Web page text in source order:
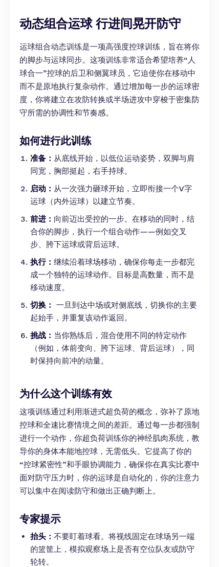
动态组合运球 行进间晃开防守
运球组合动态训练是一项高强度控球训练，旨在将你
的脚步与运球同步。这项训练非常适合希望培养“人
球合一”控球的后卫和侧翼球员，它迫使你在移动中
而不是原地执行复杂动作。通过增加每一步的运球密
度，你将建立在攻防转换或半场进攻中穿梭于密集防
守所需的协调性和节奏感。
如何进行此训练
准备： 从底线开始，以低位运动姿势，双脚与肩
同宽，胸部挺起，右手持球。
启动： 从一次强力砸球开始，立即衔接一个V字
运球（内外运球）以建立节奏。
前进： 向前迈出受控的一步。在移动的同时，结
合你的脚步，执行一个组合动作——例如交叉
步、胯下运球或背后运球。
执行： 继续沿着球场移动，确保你每走一步都完
成一个独特的运球动作。目标是高数量，而不是
移动速度。
切换： 一旦到达中场或对侧底线，切换你的主要
起始手，并重复该动作返回。
挑战： 当你熟练后，混合使用不同的特定动作
（例如，体前变向、胯下运球、背后运球），同
时保持向前冲的动量。
为什么这个训练有效
这项训练通过利用渐进式超负荷的概念，弥补了原地
控球和全速比赛情境之间的差距。通过每一步都强制
进行一个动作，你超负荷训练你的神经肌肉系统，教
导你的身体本能地控球，无需低头。它提高了你的
“控球紧密性”和手眼协调能力，确保你在真实比赛中
面对防守压力时，你的运球是自动化的，你的注意力
可以集中在阅读防守和做出正确判断上。
专家提示
抬头： 不要盯着球看。将视线固定在球场另一端
的篮筐上，模拟观察场上是否有空位队友或防守
轮转。